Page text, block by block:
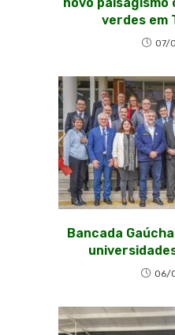
verdes em
07/
Bancada
06/